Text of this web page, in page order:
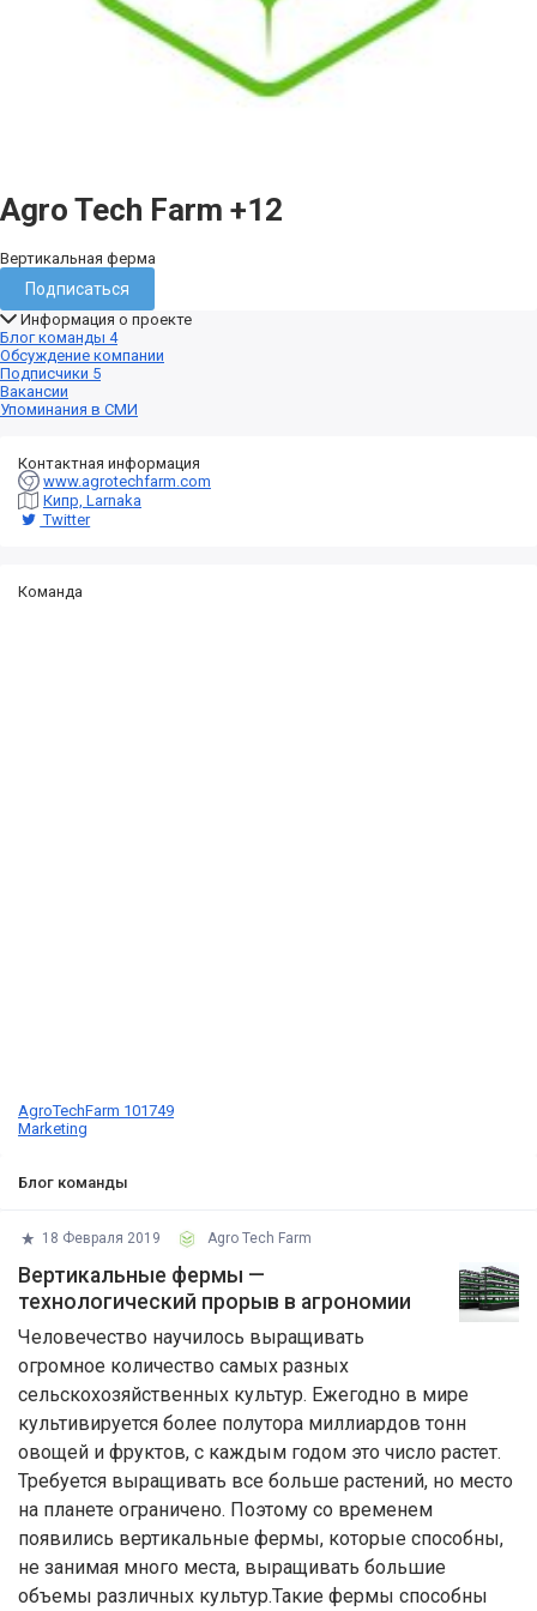
Agro Tech Farm +12
Вертикальная ферма
Подписаться
Информация о проекте
Блог команды 4
Обсуждение компании
Подписчики 5
Вакансии
Упоминания в СМИ
Контактная информация
www.agrotechfarm.com
Кипр, Larnaka
Twitter
Команда
AgroTechFarm 101749
Marketing
Блог команды
18 Февраля 2019 Agro Tech Farm
Вертикальные фермы —
технологический прорыв в агрономии
Человечество научилось выращивать
огромное количество самых разных
сельскохозяйственных культур. Ежегодно в мире
культивируется более полутора миллиардов тонн
овощей и фруктов, с каждым годом это число растет.
Требуется выращивать все больше растений, но место
на планете ограничено. Поэтому со временем
появились вертикальные фермы, которые способны,
не занимая много места, выращивать большие
объемы различных культур.Такие фермы способны